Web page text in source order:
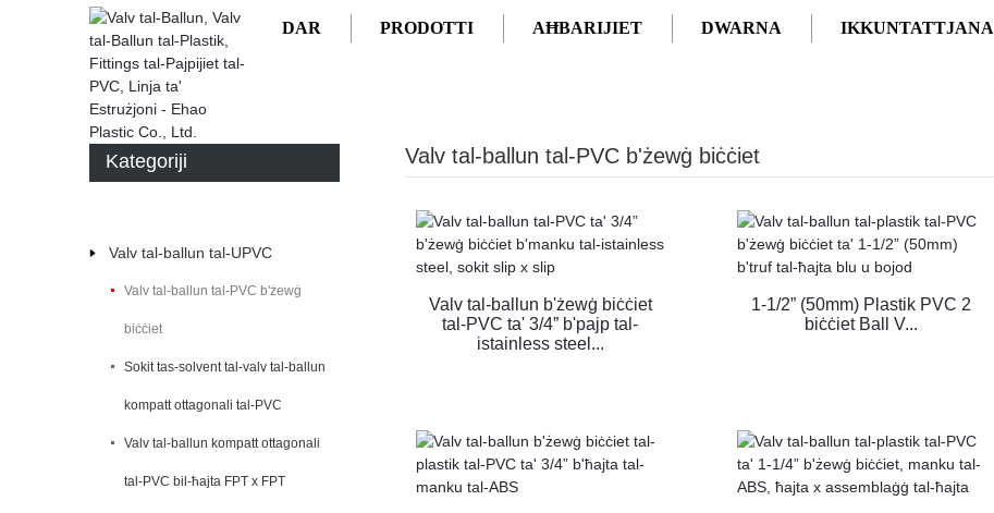
DAR PRODOTTI AĦBARIJIET DWARNA IKKUNTATTJANA
DAR PRODOTTI
Kategoriji
Valv tal-ballun tal-UPVC
Valv tal-ballun tal-PVC b'żewġ
biċċiet
Sokit tas-solvent tal-valv tal-ballun
kompatt ottagonali tal-PVC
Valv tal-ballun kompatt ottagonali
tal-PVC bil-ħajta FPT x FPT
Valv tal-ballun tal-PVC b'żewġ biċċiet
Valv tal-ballun b'żewġ biċċiet
tal-PVC ta' 3/4” b'pajp tal-
istainless steel...
1-1/2” (50mm) Plastik PVC 2
biċċiet Ball V...